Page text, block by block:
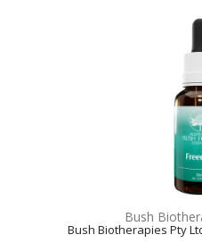
Bush
Bush Biotherapies Pty